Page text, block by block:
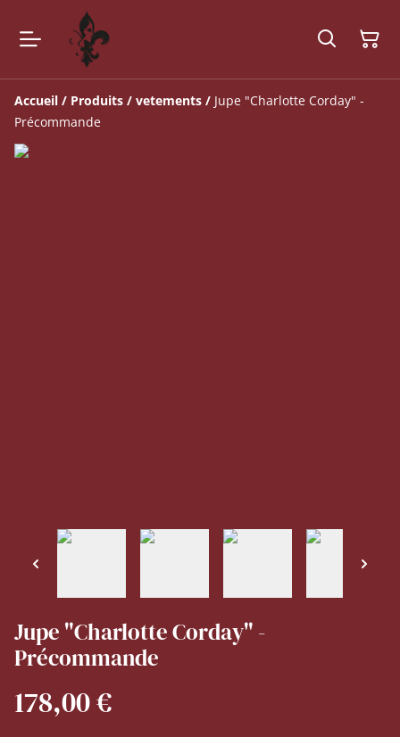
Accueil / Produits / vetements / Jupe "Charlotte Corday" -
Précommande
Jupe "Charlotte Corday" -
Précommande
178,00 €